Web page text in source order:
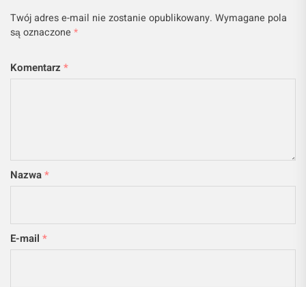
Twój adres e-mail nie zostanie opublikowany. Wymagane pola
są oznaczone *
Komentarz *
Nazwa*
E-mail *